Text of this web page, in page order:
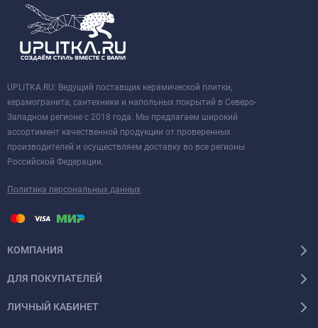
UPLITKA.RU: Ведущий поставщик керамической плитки,
керамогранита, сантехники и напольных покрытий в Северо-
Западном регионе с 2018 года. Мы предлагаем широкий
ассортимент качественной продукции от проверенных
производителей и осуществляем доставку во все регионы
Российской Федерации.
Политика персональных данных
КОМПАНИЯ
ДЛЯ ПОКУПАТЕЛЕЙ
ЛИЧНЫЙ КАБИНЕТ